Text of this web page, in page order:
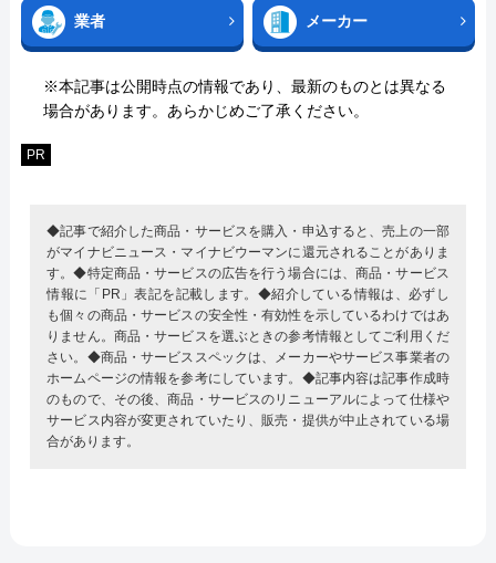
業者 メーカー
※本記事は公開時点の情報であり、最新のものとは異なる
場合があります。あらかじめご了承ください。
PR
◆記事で紹介した商品・サービスを購入・申込すると、売上の一部
がマイナビニュース・マイナビウーマンに還元されることがありま
す。◆特定商品・サービスの広告を行う場合には、商品・サービス
情報に「PR」表記を記載します。◆紹介している情報は、必ずし
も個々の商品・サービスの安全性・有効性を示しているわけではあ
りません。商品・サービスを選ぶときの参考情報としてご利用くだ
さい。◆商品・サービススペックは、メーカーやサービス事業者の
ホームページの情報を参考にしています。◆記事内容は記事作成時
のもので、その後、商品・サービスのリニューアルによって仕様や
サービス内容が変更されていたり、販売・提供が中止されている場
合があります。